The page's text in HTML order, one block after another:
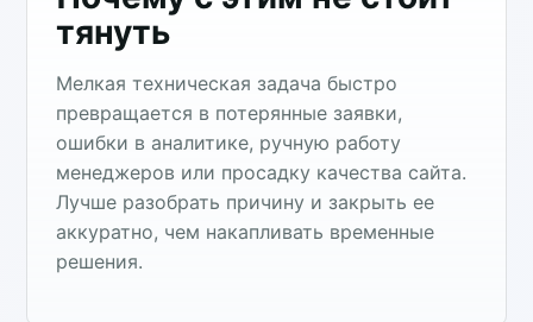
тянуть
Мелкая техническая задача быстро
превращается в потерянные заявки,
ошибки в аналитике, ручную работу
менеджеров или просадку качества сайта.
Лучше разобрать причину и закрыть ее
аккуратно, чем накапливать временные
решения.